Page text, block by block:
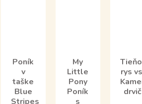
Poník
v
taške
Blue
Stripes
My
Little
Pony
Poník
s
rys
drvič